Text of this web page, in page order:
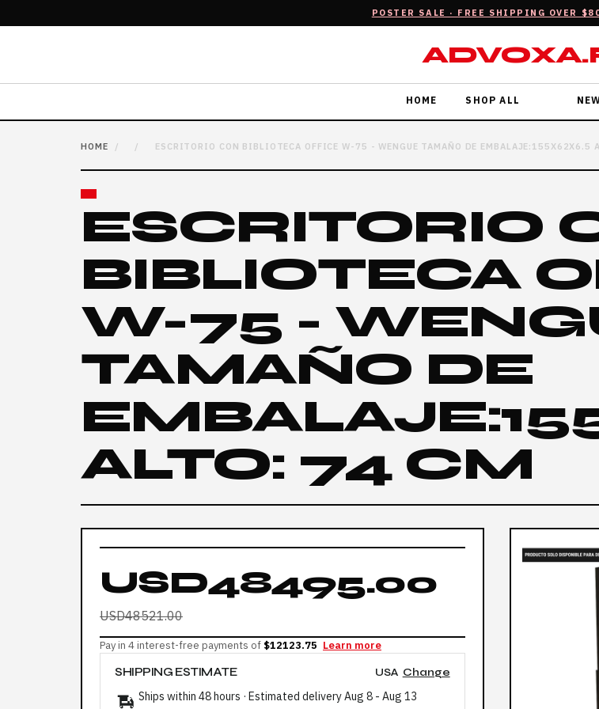
POSTER SALE · FREE SHIPPING OVER
HOME SHOP ALL
HOME / / ESCRITORIO CON BIBLIOTECA OFFICE W-75 - WENGUE TAMAÑO DE EMBALAJE:155X62X6.5
ESCRITORIO
BIBLIOTECA
W-75 -
TAMAÑO DE
ALTO: 74 CM
USD48495.00
USD48521.00
Pay in 4 interest-free payments of $12123.75 Learn more
SHIPPING ESTIMATE USA Change
Ships within 48 hours · Estimated deliveryAug 8 - Aug 13